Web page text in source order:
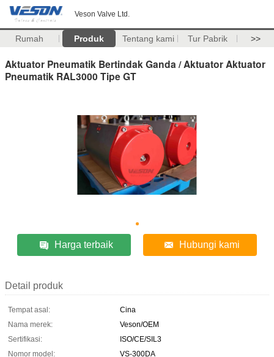
Veson Valve Ltd.
Rumah Produk Tentang kami Tur Pabrik >>
Aktuator Pneumatik Bertindak Ganda / Aktuator Aktuator
Pneumatik RAL3000 Tipe GT
Harga terbaik Hubungi kami
Detail produk
Tempat asal:
Cina
Nama merek:
Veson/OEM
Sertifikasi:
ISO/CE/SIL3
Nomor model:
VS-300DA